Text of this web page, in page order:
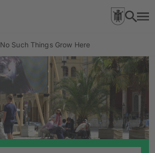
No Such Things Grow Here